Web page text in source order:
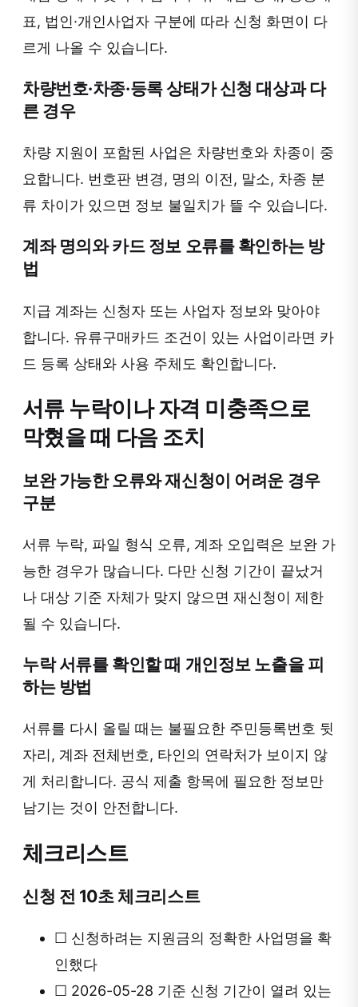
표, 법인·개인사업자 구분에 따라 신청 화면이 다
르게 나올 수 있습니다.
차량번호·차종·등록 상태가 신청 대상과 다
른 경우
차량 지원이 포함된 사업은 차량번호와 차종이 중
요합니다. 번호판 변경, 명의 이전, 말소, 차종 분
류 차이가 있으면 정보 불일치가 뜰 수 있습니다.
계좌 명의와 카드 정보 오류를 확인하는 방
법
지급 계좌는 신청자 또는 사업자 정보와 맞아야
합니다. 유류구매카드 조건이 있는 사업이라면 카
드 등록 상태와 사용 주체도 확인합니다.
서류 누락이나 자격 미충족으로
막혔을 때 다음 조치
보완 가능한 오류와 재신청이 어려운 경우
구분
서류 누락, 파일 형식 오류, 계좌 오입력은 보완 가
능한 경우가 많습니다. 다만 신청 기간이 끝났거
나 대상 기준 자체가 맞지 않으면 재신청이 제한
될 수 있습니다.
누락 서류를 확인할 때 개인정보 노출을 피
하는 방법
서류를 다시 올릴 때는 불필요한 주민등록번호 뒷
자리, 계좌 전체번호, 타인의 연락처가 보이지 않
게 처리합니다. 공식 제출 항목에 필요한 정보만
남기는 것이 안전합니다.
체크리스트
신청 전 10초 체크리스트
☐ 신청하려는 지원금의 정확한 사업명을 확
인했다
☐ 2026-05-28 기준 신청 기간이 열려 있는